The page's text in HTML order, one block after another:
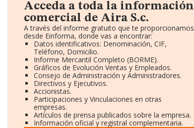
Acceda a toda la información
comercial de Aira S.c.
A través del informe gratuito que te proporcionamos
desde Einforma, donde vas a encontrar:
Datos identificativos: Denominación, CIF,
Teléfono, Domicilio.
Informe Mercantil Completo (BORME).
Gráficos de Evolución Ventas y Empleados.
Consejo de Administración y Administradores.
Directivos y Ejecutivos.
Accionistas.
Participaciones y Vinculaciones en otras
empresas.
Artículos de prensa publicados sobre la empresa.
Información oficial y registral complementaria.